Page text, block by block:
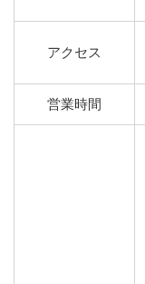
アクセス
営業時間